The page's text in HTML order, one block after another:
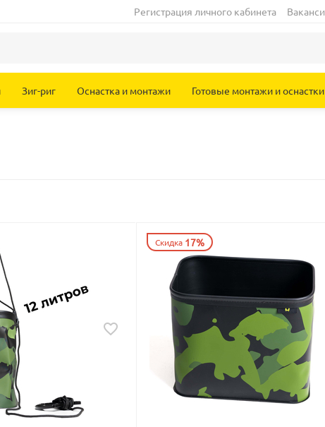
Регистрация личного кабинета
Зиг-риг Оснастка и монтажи Готовые монтажи и оснастки
Скидка 17%